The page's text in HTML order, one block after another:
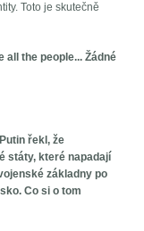
Toto je skutečně
all the people... Žádné
řekl, že
státy, které napadají
základny po
Co si o tom